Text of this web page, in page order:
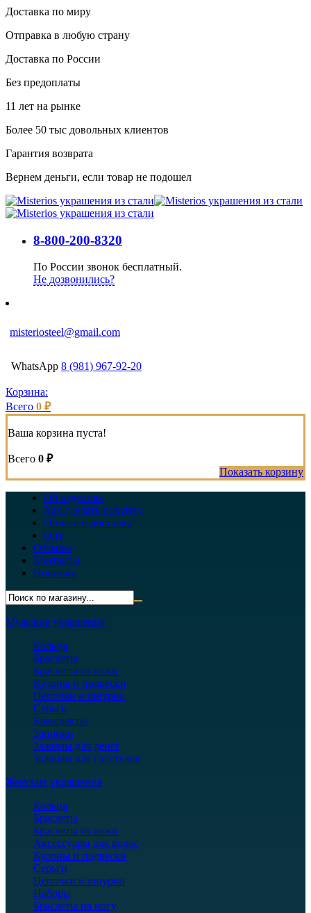
Доставка по миру
Отправка в любую страну
Доставка по России
Без предоплаты
11 лет на рынке
Более 50 тыс довольных клиентов
Гарантия возврата
Вернем деньги, если товар не подошел
8-800-200-8320
По России звонок бесплатный.
Не дозвонились?
misteriosteel@gmail.com
WhatsApp 8 (981) 967-92-20
Корзина:
Всего 0 ₽
Ваша корзина пуста!
Всего 0 ₽
Показать корзину
Об изделиях
Как сделать покупку
Оплата и доставка
Опт
Отзывы
Контакты
Новинки
Мужские украшения
Кольца
Браслеты
Браслеты из кожи
Кулоны и подвески
Цепочки и шнурки
Серьги
Комплекты
Запонки
Зажимы для денег
Зажимы для галстуков
Женские украшения
Кольца
Браслеты
Браслеты из кожи
Аксессуары для волос
Кулоны и подвески
Серьги
Цепочки и шнурки
Наборы
Браслеты на ногу